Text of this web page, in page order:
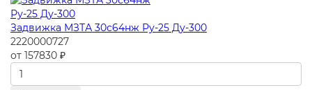
Задвижка МЗТА 30с64нж Ру-25 Ду-300
2220000727
от 157830 ₽